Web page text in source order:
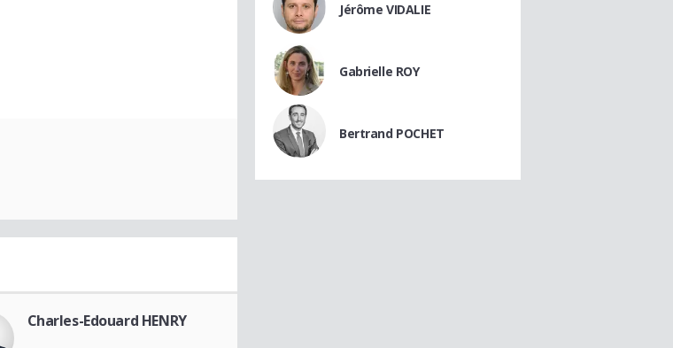
Charles-Edouard HENRY
Jérôme VIDALIE
Gabrielle ROY
Bertrand POCHET